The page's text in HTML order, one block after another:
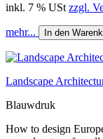
inkl. 7 % USt zzgl.
mehr... In den
Landscape
Blauwdruk
How to design